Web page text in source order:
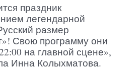
праздник
легендарной
размер
Свою программу они
на главной сцене»,
Инна Колыхматова.